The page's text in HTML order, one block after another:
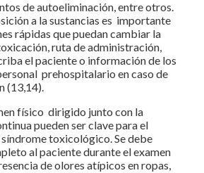
de autoeliminación, entre otros.
a la sustancias es importante
rápidas que puedan cambiar la
ruta de administración,
el paciente o información de los
prehospitalario en caso de
(13,14).
físico dirigido junto con la
pueden ser clave para el
toxicológico. Se debe
al paciente durante el examen
de olores atípicos en ropas,